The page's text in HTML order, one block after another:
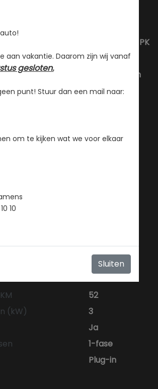
162 kW / 220 PK
193 km/h
100 km/h)
6.9 seconden
toeren per minuut 5000 RPM
52
(kW)
3
Ja
1-fase
Plug-in
aan vakantie. Daarom zijn wij vanaf
gesloten.
punt! Stuur dan een mail naar:
om te kijken wat we voor elkaar
10
Sluiten